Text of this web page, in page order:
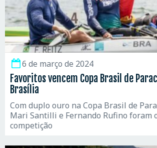
6 de março de 2024
Favoritos vencem Copa Brasil de
Brasília
Com duplo ouro na Copa Brasil de
Mari Santilli e Fernando Rufino foram
competição